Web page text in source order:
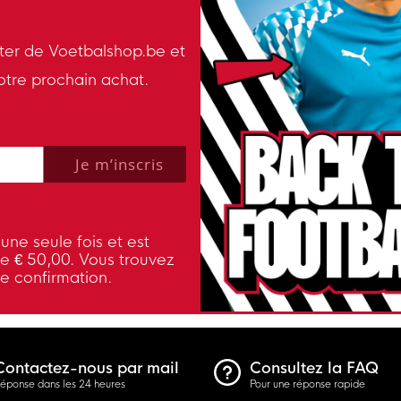
de Voetbalshop.be et
prochain achat.
policy to subscribe to our newsletter.
Je m’inscris
seule fois et est
€ 50,00. Vous trouvez
confirmation.
nous par mail
dans les 24 heures
Consultez la FAQ
Pour une réponse rapide